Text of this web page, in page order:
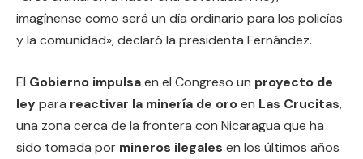
imagínense como será un día ordinario para los policías
y la comunidad», declaró la presidenta Fernández.
El Gobierno impulsaen el Congreso un proyecto de
ley para reactivar la minería de oroen Las Crucitas,
una zona cerca de la frontera con Nicaragua que ha
sido tomada por mineros ilegales en los últimos años